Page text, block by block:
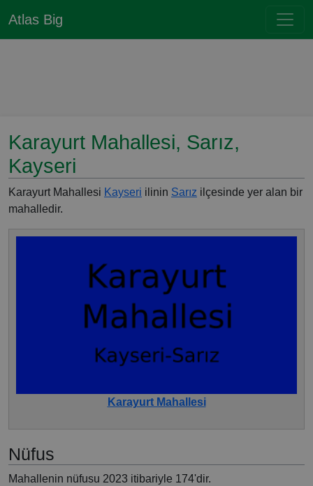
Atlas Big
Karayurt Mahallesi, Sarız,
Kayseri
Karayurt Mahallesi Kayseri ilinin Sarız ilçesinde yer alan bir
mahalledir.
Karayurt Mahallesi
Nüfus
Mahallenin nüfusu 2023 itibariyle 174'dir.